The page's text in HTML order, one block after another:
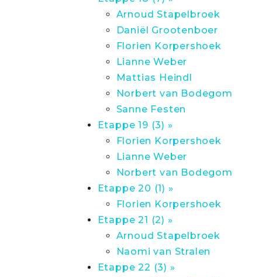
Arnoud Stapelbroek
Daniël Grootenboer
Florien Korpershoek
Lianne Weber
Mattias Heindl
Norbert van Bodegom
Sanne Festen
Etappe 19 (3) »
Florien Korpershoek
Lianne Weber
Norbert van Bodegom
Etappe 20 (1) »
Florien Korpershoek
Etappe 21 (2) »
Arnoud Stapelbroek
Naomi van Stralen
Etappe 22 (3) »